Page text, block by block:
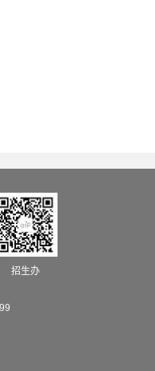
与设计学院
招生办